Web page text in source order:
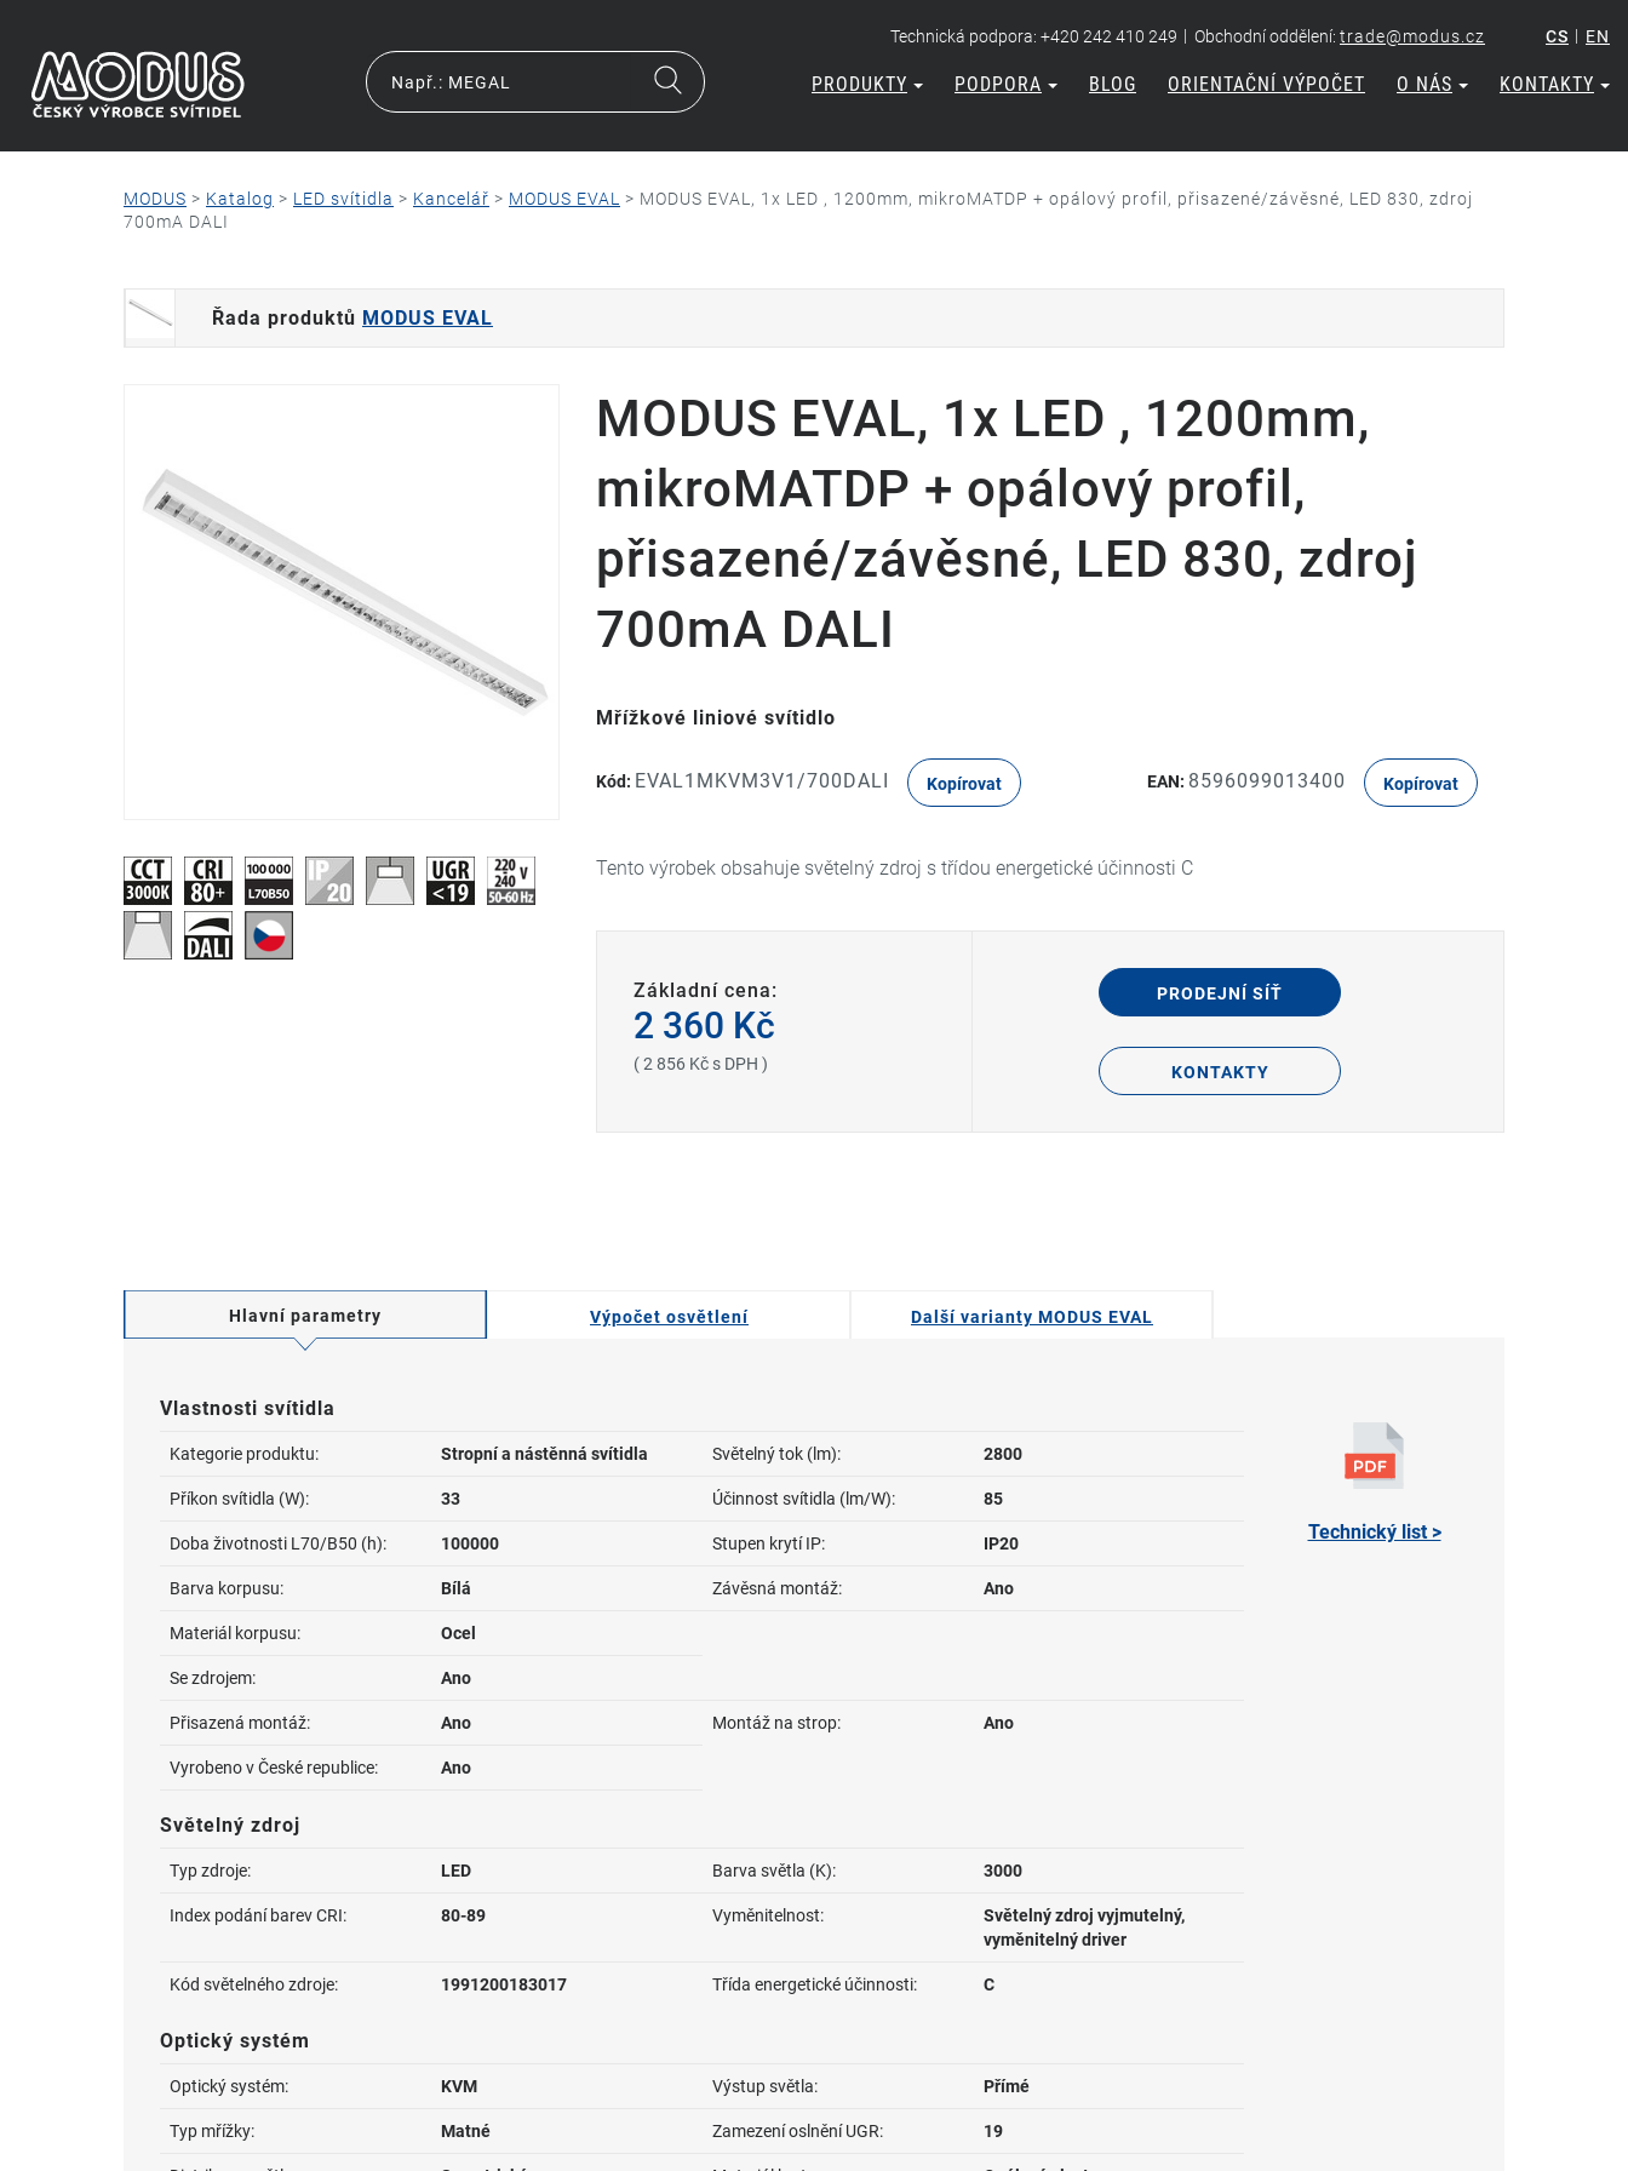
Technická podpora: +420 242 410 249 | Obchodní oddělení: trade@modus.cz CS | EN
PRODUKTY PODPORA BLOG ORIENTAČNÍ VÝPOČET O NÁS KONTAKTY
MODUS > Katalog > LED svítidla > Kancelář > MODUS EVAL > MODUS EVAL, 1x LED , 1200mm, mikroMATDP + opálový profil, přisazené/závěsné, LED 830, zdroj
700mA DALI
Řada produktů MODUS EVAL
MODUS EVAL, 1x LED , 1200mm,
mikroMATDP + opálový profil,
přisazené/závěsné, LED 830, zdroj
700mA DALI
Mřížkové liniové svítidlo
Kód: EVAL1MKVM3V1/700DALI Kopírovat EAN: 8596099013400 Kopírovat
Tento výrobek obsahuje světelný zdroj s třídou energetické účinnosti C
Základní cena:
2 360 Kč
( 2 856 Kč s DPH )
PRODEJNÍ SÍŤ
KONTAKTY
Hlavní parametry Výpočet osvětlení Další varianty MODUS EVAL
Vlastnosti svítidla
Kategorie produktu: Stropní a nástěnná svítidla Světelný tok (lm): 2800
Příkon svítidla (W): 33 Účinnost svítidla (lm/W): 85
Doba životnosti L70/B50 (h): 100000 Stupen krytí IP: IP20
Barva korpusu: Bílá Závěsná montáž: Ano
Materiál korpusu: Ocel
Se zdrojem: Ano
Přisazená montáž: Ano Montáž na strop: Ano
Vyrobeno v České republice: Ano
Světelný zdroj
Typ zdroje: LED Barva světla (K): 3000
Index podání barev CRI: 80-89 Vyměnitelnost:
Světelný zdroj vyjmutelný,
vyměnitelný driver
Kód světelného zdroje: 1991200183017 Třída energetické účinnosti: C
Optický systém
Optický systém: KVM Výstup světla: Přímé
Typ mřížky: Matné Zamezení oslnění UGR: 19
Technický list >